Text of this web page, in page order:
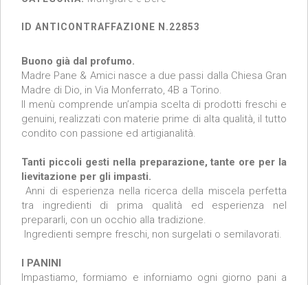
ID ANTICONTRAFFAZIONE N.22853
Buono già dal profumo.
Madre Pane & Amici nasce a due passi dalla Chiesa Gran
Madre di Dio, in Via Monferrato, 4B a Torino.
Il menù comprende un’ampia scelta di prodotti freschi e
genuini, realizzati con materie prime di alta qualità, il tutto
condito con passione ed artigianalità.
Tanti piccoli gesti nella preparazione, tante ore per la
lievitazione per gli impasti.
Anni di esperienza nella ricerca della miscela perfetta
tra ingredienti di prima qualità ed esperienza nel
prepararli, con un occhio alla tradizione.
Ingredienti sempre freschi, non surgelati o semilavorati.
I PANINI
Impastiamo, formiamo e inforniamo ogni giorno pani a